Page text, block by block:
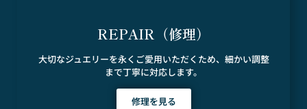
REPAIR（修理）
大切なジュエリーを永くご愛用いただくため、細かい調整
まで丁寧に対応します。
修理を見る